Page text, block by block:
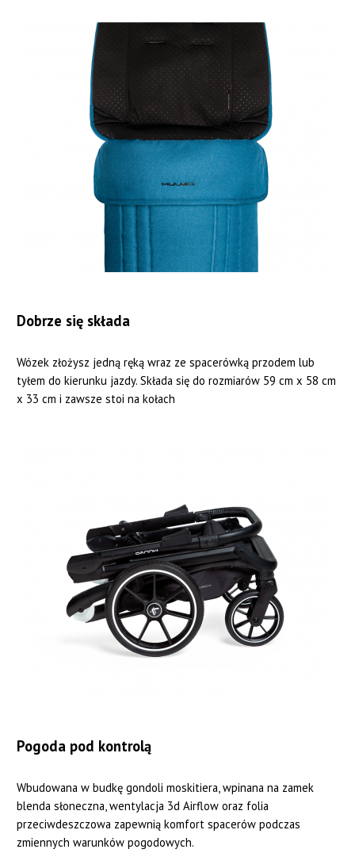
Dobrze się składa
Wózek złożysz jedną ręką wraz ze spacerówką przodem lub
tyłem do kierunku jazdy. Składa się do rozmiarów 59 cm x 58 cm
x 33 cm i zawsze stoi na kołach
Pogoda pod kontrolą
Wbudowana w budkę gondoli moskitiera, wpinana na zamek
blenda słoneczna, wentylacja 3d Airflow oraz folia
przeciwdeszczowa zapewnią komfort spacerów podczas
zmiennych warunków pogodowych.